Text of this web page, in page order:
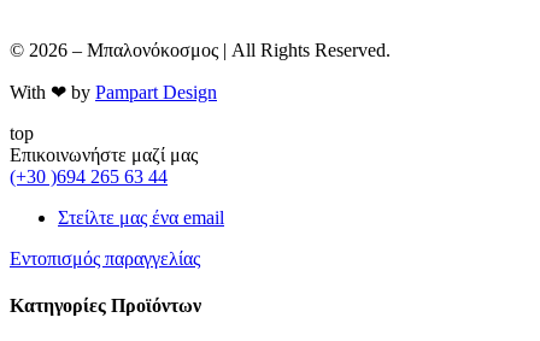
© 2026 – Μπαλονόκοσμος | All Rights Reserved.
With ❤ by Pampart Design
top
Επικοινωνήστε μαζί μας
(+30 )694 265 63 44
Στείλτε μας ένα email
Εντοπισμός παραγγελίας
Κατηγορίες Προϊόντων